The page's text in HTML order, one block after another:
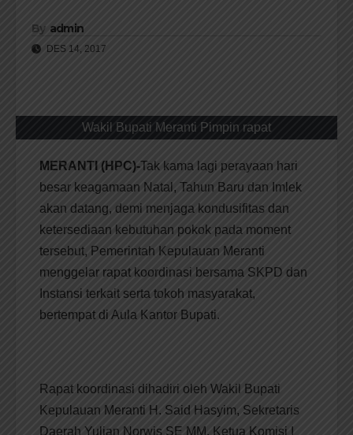
By admin
DES 14, 2017
Wakil Bupati Meranti Pimpin rapat
MERANTI (HPC)-Tak kama lagi perayaan hari
besar keagamaan Natal, Tahun Baru dan Imlek
akan datang, demi menjaga kondusifitas dan
ketersediaan kebutuhan pokok pada moment
tersebut, Pemerintah Kepulauan Meranti
menggelar rapat koordinasi bersama SKPD dan
Instansi terkait serta tokoh masyarakat,
bertempat di Aula Kantor Bupati.
Rapat koordinasi dihadiri oleh Wakil Bupati
Kepulauan Meranti H. Said Hasyim, Sekretaris
Daerah Yulian Norwis SE MM, Ketua Komisi I